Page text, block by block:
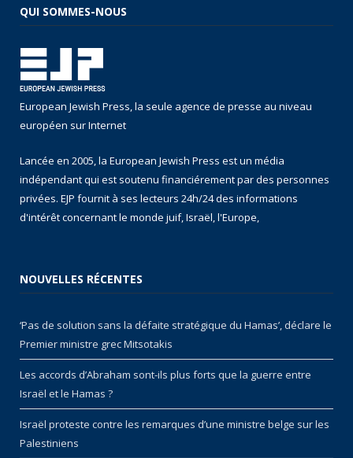
QUI SOMMES-NOUS
European Jewish Press, la seule agence de presse au niveau
européen sur Internet
Lancée en 2005, la European Jewish Press est un média
indépendant qui est soutenu financiérement par des personnes
privées. EJP fournit à ses lecteurs 24h/24 des informations
d'intérêt concernant le monde juif, Israël, l'Europe,
NOUVELLES RÉCENTES
‘Pas de solution sans la défaite stratégique du Hamas’, déclare le
Premier ministre grec Mitsotakis
Les accords d’Abraham sont-ils plus forts que la guerre entre
Israël et le Hamas ?
Israël proteste contre les remarques d’une ministre belge sur les
Palestiniens